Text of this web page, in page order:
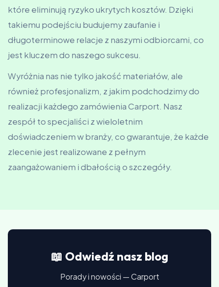
które eliminują ryzyko ukrytych kosztów. Dzięki
takiemu podejściu budujemy zaufanie i
długoterminowe relacje z naszymi odbiorcami, co
jest kluczem do naszego sukcesu.
Wyróżnia nas nie tylko jakość materiałów, ale
również profesjonalizm, z jakim podchodzimy do
realizacji każdego zamówienia Carport. Nasz
zespół to specjaliści z wieloletnim
doświadczeniem w branży, co gwarantuje, że każde
zlecenie jest realizowane z pełnym
zaangażowaniem i dbałością o szczegóły.
📖 Odwiedź nasz blog
Porady i nowości — Carport